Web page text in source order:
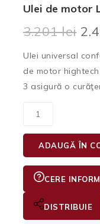
Ulei de motor
3.201lei
Ulei universal
de motor
3 asigură o
ADAUGĂ ÎN
CERE
DISTRIBUIE